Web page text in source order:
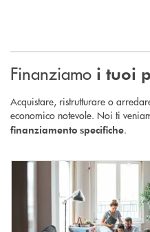
Finanziamo i tuoi
Acquistare, ristrutturare o
economico notevole. Noi ti
finanziamento specifiche.
Scopri di più Mutuo Casa : per